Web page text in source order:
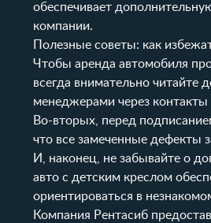
обеспечивает
компании.
Полезные советы: как
Чтобы аренда автомобиля
всегда внимательно читайте
менеджерами через контакты
Во-вторых, перед
что все замеченные дефекты
И, наконец, не забывайте о
авто с детским креслом
ориентироваться в
Компания Рентасиб